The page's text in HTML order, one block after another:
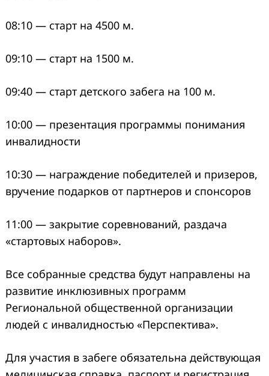
08:10 — старт на 4500 м.
09:10 — старт на 1500 м.
09:40 — старт детского забега на 100 м.
10:00 — презентация программы понимания
инвалидности
10:30 — награждение победителей и призеров,
вручение подарков от партнеров и спонсоров
11:00 — закрытие соревнований, раздача
«стартовых наборов».
Все собранные средства будут направлены на
развитие инклюзивных программ
Региональной общественной организации
людей с инвалидностью «Перспектива».
Для участия в забеге обязательна действующая